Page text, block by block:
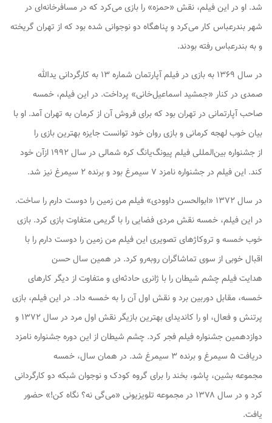
شد. او در این فیلم، نقش «حمزه» را بازی می‌کرد که در مسافرخانه‌ای در
شهر بندرعباس کار می‌کرد و پناهگاه دو نوجوانی شده بود که از تهران گریخته
و به بندرعباس رفته بودند.
در سال ۱۳۶۹ به بازی در فیلم آپارتمان شماره ۱۳
به کارگردانی یدالله
صمدی در کنار «جمشید اسماعیل‌خانی» پرداخت. در این فیلم، خمسه
صاحب آپارتمانی در تهران بود که برای فروش آن از کرمان به تهران آمد. او با
بیان خوب لهجه کرمانی و بازی روان خود توانست جایزه بهترین بازی را
از جشنواره بین‌المللی فیلم پیونگ‌یانگ کره شمالی در سال ۱۹۹۲ ازآن خود
کند. این فیلم در جشنواره نامزد ۷ سیمرغ بود و برنده ۲ سیمرغ نیز شد.
در سال ۱۳۷۲ «ابوالحسن داوودی» فیلم من زمین را دوست دارمرا ساخت.
در این فیلم، خمسه نقش مردی فضایی را با گریمی متفاوت بازی کرد. بازی
خوب خمسه و تروکاژهای تصویری این فیلممن زمین را دوست دارمرا با
اقبال خوبی از سوی تماشاگران روبه‌رو کرد. در همین سال حسن
هدایت فیلمچشم شیطانرا با ژانری حادثه‌ای و متفاوت از دیگر کارهای
خمسه، مقابل دوربین برد و نقش اول آن را به خمسه داد. در این فیلم، بازی
پرتنش و فعال، او را کاندیدای بهترین بازیگر نقش اول مرد در سال ۱۳۷۲ و
دوازدهمین جشنواره فیلم فجر کرد. چشم شیطاناز این دوره جشنواره نامزد
دریافت ۵ سیمرغ و برنده ۳ سیمرغ شد. در همان سال، خمسه
مجموعه بشین، پاشو، بخند را برای گروه کودک و نوجوان شبکه دو کارگردانی
کرد و در سال ۱۳۷۸ در مجموعه تلویزیونی «می‌گی نه؟ نگاه کن!» حضور
یافت.